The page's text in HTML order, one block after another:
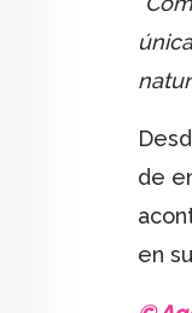
de
en